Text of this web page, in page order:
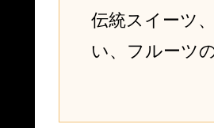
伝統スイーツ
い、フルーツ